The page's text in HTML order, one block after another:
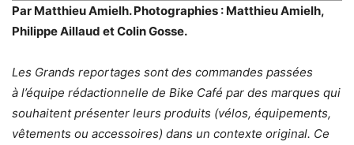
Par Matthieu Amielh. Photographies : Matthieu Amielh,
Philippe Aillaud et Colin Gosse.
Les Grands reportages sont des commandes passées
à l’équipe rédactionnelle de Bike Café par des marques qui
souhaitent présenter leurs produits (vélos, équipements,
vêtements ou accessoires) dans un contexte original. Ce